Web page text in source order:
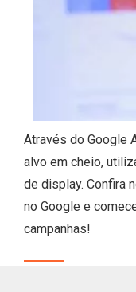
Através do Google
alvo em cheio,
de display. Confira
no Google e
campanhas!